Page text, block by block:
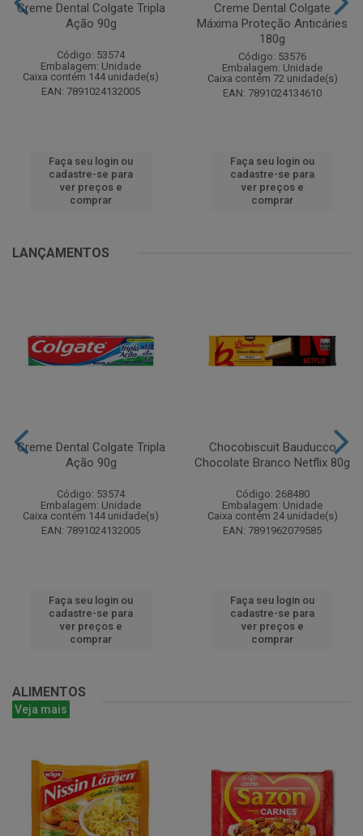
Creme Dental Colgate Tripla
Ação 90g
Código: 53574
Embalagem: Unidade
Caixa contém 144 unidade(s)
EAN: 7891024132005
Faça seu login ou
cadastre-se para
ver preços e
comprar
Creme Dental Colgate
Máxima Proteção Anticáries
180g
Código: 53576
Embalagem: Unidade
Caixa contém 72 unidade(s)
EAN: 7891024134610
Faça seu login ou
cadastre-se para
ver preços e
comprar
LANÇAMENTOS
Creme Dental Colgate Tripla
Ação 90g
Código: 53574
Embalagem: Unidade
Caixa contém 144 unidade(s)
EAN: 7891024132005
Faça seu login ou
cadastre-se para
ver preços e
comprar
Chocobiscuit Bauducco
Chocolate Branco Netflix 80g
Código: 268480
Embalagem: Unidade
Caixa contém 24 unidade(s)
EAN: 7891962079585
Faça seu login ou
cadastre-se para
ver preços e
comprar
ALIMENTOS
Veja mais